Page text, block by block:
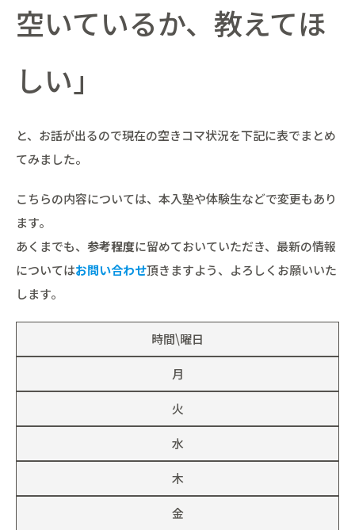
空いているか、教えてほ
しい」
と、お話が出るので現在の空きコマ状況を下記に表でまとめ
てみました。
こちらの内容については、本入塾や体験生などで変更もあり
ます。
あくまでも、 参考程度に留めておいていただき、最新の情報
についてはお問い合わせ頂きますよう、よろしくお願いいた
します。
時間\曜日
月
火
水
木
金